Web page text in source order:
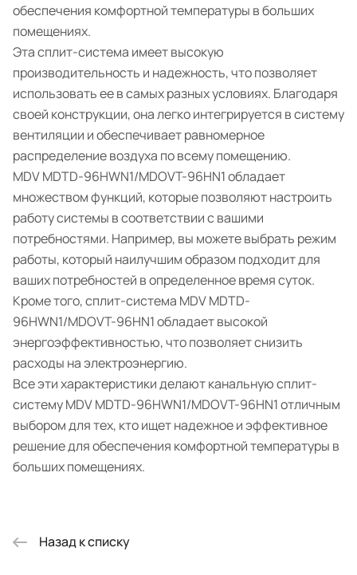
обеспечения комфортной температуры в больших
помещениях.
Эта сплит-система имеет высокую
производительность и надежность, что позволяет
использовать ее в самых разных условиях. Благодаря
своей конструкции, она легко интегрируется в систему
вентиляции и обеспечивает равномерное
распределение воздуха по всему помещению.
MDV MDTD-96HWN1/MDOVT-96HN1 обладает
множеством функций, которые позволяют настроить
работу системы в соответствии с вашими
потребностями. Например, вы можете выбрать режим
работы, который наилучшим образом подходит для
ваших потребностей в определенное время суток.
Кроме того, сплит-система MDV MDTD-
96HWN1/MDOVT-96HN1 обладает высокой
энергоэффективностью, что позволяет снизить
расходы на электроэнергию.
Все эти характеристики делают канальную сплит-
систему MDV MDTD-96HWN1/MDOVT-96HN1 отличным
выбором для тех, кто ищет надежное и эффективное
решение для обеспечения комфортной температуры в
больших помещениях.
Назад к списку